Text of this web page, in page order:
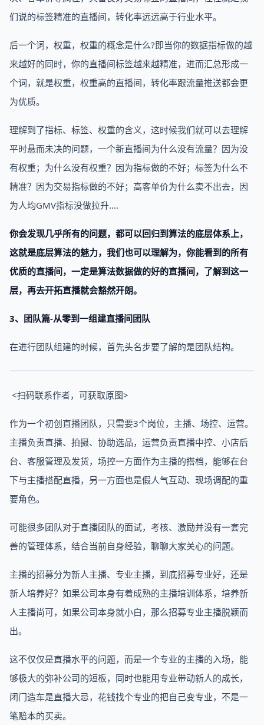
们说的标签精准的直播间，转化率远远高于行业水平。
后一个词，权重，权重的概念是什么?即当你的数据指标做的越
来越好的同时，你的直播间标签越来越精准，进而汇总形成一
个词，就是权重，权重高的直播间，转化率跟流量推送都会更
为优质。
理解到了指标、标签、权重的含义，这时候我们就可以去理解
平时悬而未决的问题，一个新直播间为什么没有流量？因为没
有权重；为什么没有权重？因为指标做的不好；标签为什么不
精准？因为交易指标做的不好；高客单价为什么卖不出去，因
为人均GMV指标没做拉升….
你会发现几乎所有的问题，都可以回归到算法的底层体系上，
这就是底层算法的魅力，我们也可以理解为，你能看到的所有
优质的直播间，一定是算法数据做的好的直播间，了解到这一
层，再去开拓直播就会豁然开朗。
3、团队篇-从零到一组建直播间团队
在进行团队组建的时候，首先头名步要了解的是团队结构。
<扫码联系作者，可获取原图>
作为一个初创直播团队，只需要3个岗位，主播、场控、运营。
主播负责直播、拍摄、协助选品，运营负责直播中控、小店后
台、客服管理及发货，场控一方面作为主播的搭档，能够在台
下与主播搭配直播，另一方面也是假人气互动、现场调配的重
要角色。
可能很多团队对于直播团队的面试，考核、激励并没有一套完
善的管理体系，结合当前自身经验，聊聊大家关心的问题。
主播的招募分为新人主播、专业主播，到底招募专业好，还是
新人培养好？如果公司本身有着成熟的主播培训体系，培养新
人主播尚可，如果公司本身就小白，那么招募专业主播脱颖而
出。
这不仅仅是直播水平的问题，而是一个专业的主播的入场，能
够极大的弥补公司的短板，同时也能用专业带动新人的成长，
闭门造车是直播大忌，花钱找个专业的把自己变专业，不是一
笔赔本的买卖。